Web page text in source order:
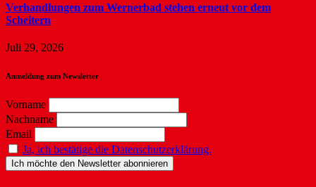
Verhandlungen zum Wernerbad stehen erneut vor dem
Scheitern
Juli 29, 2026
Anmeldung zum Newsletter
Vorname
Nachname
Email
Ja, ich bestätige die Datenschutzerklärung.